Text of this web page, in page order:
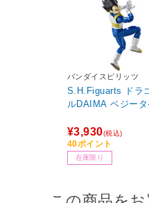
バンダイスピリッツ
S.H.Figuarts ドラ
ルDAIMA ベジー
¥3,930(税込)
40ポイント
在庫限り